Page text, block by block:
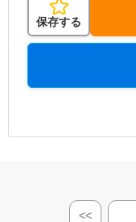
保存する
<<